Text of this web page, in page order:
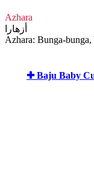
Azhara
أزهارا
Azhara: Bunga-
✚ Baju Baby